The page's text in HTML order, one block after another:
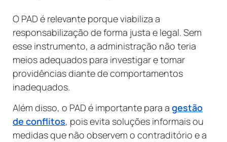
O PAD é relevante porque viabiliza a
responsabilização de forma justa e legal. Sem
esse instrumento, a administração não teria
meios adequados para investigar e tomar
providências diante de comportamentos
inadequados.
Além disso, o PAD é importante para a gestão
de conflitos, pois evita soluções informais ou
medidas que não observem o contraditório e a